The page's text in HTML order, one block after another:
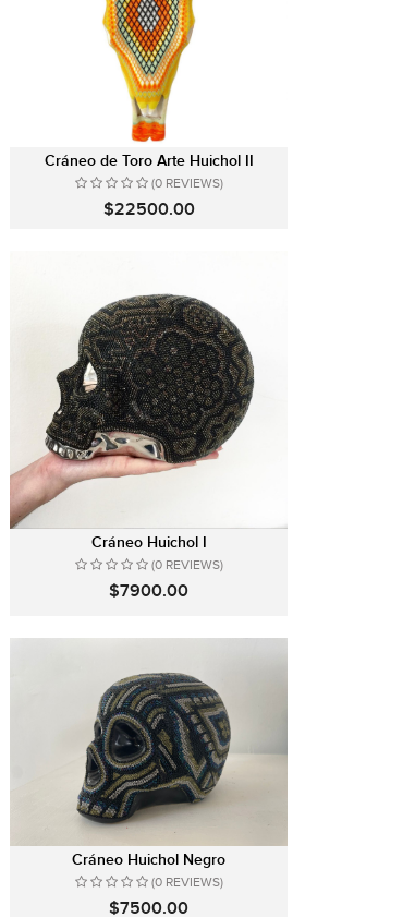
Cráneo de Toro Arte Huichol II
(0 REVIEWS)
$22500.00
Cráneo Huichol I
(0 REVIEWS)
$7900.00
Cráneo Huichol Negro
(0 REVIEWS)
$7500.00